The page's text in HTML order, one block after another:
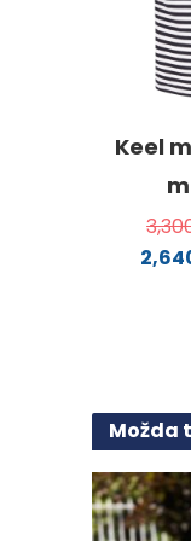
Keel
Možda